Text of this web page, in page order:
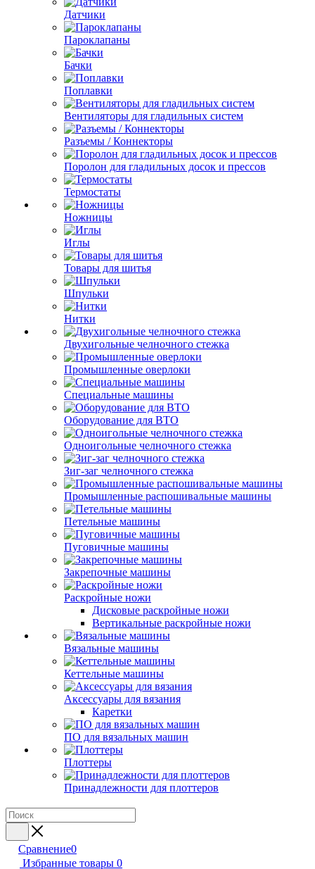
Датчики
Пароклапаны
Бачки
Поплавки
Вентиляторы для гладильных систем
Разъемы / Коннекторы
Поролон для гладильных досок и прессов
Термостаты
Ножницы
Иглы
Товары для шитья
Шпульки
Нитки
Двухигольные челночного стежка
Промышленные оверлоки
Специальные машины
Оборудование для ВТО
Одноигольные челночного стежка
Зиг-заг челночного стежка
Промышленные распошивальные машины
Петельные машины
Пуговичные машины
Закрепочные машины
Раскройные ножи
Дисковые раскройные ножи
Вертикальные раскройные ножи
Вязальные машины
Кеттельные машины
Аксессуары для вязания
Каретки
ПО для вязальных машин
Плоттеры
Принадлежности для плоттеров
Сравнение0
Избранные товары 0